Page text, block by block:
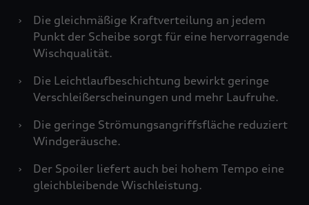
›
Die gleichmäßige Kraftverteilung an jedem
Punkt der Scheibe sorgt für eine hervorragende
Wischqualität.
›
Die Leichtlaufbeschichtung bewirkt geringe
Verschleißerscheinungen und mehr Laufruhe.
›
Die geringe Strömungsangriffsfläche reduziert
Windgeräusche.
›
Der Spoiler liefert auch bei hohem Tempo eine
gleichbleibende Wischleistung.